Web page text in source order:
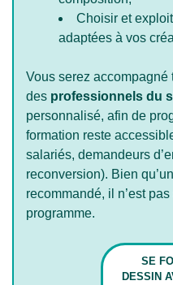
Choisir et
adaptées à vos
Vous serez
des professionnels du
personnalisé, afin de
formation reste
salariés, demandeurs
reconversion). Bien
recommandé, il n’est
programme.
SE
DESSIN